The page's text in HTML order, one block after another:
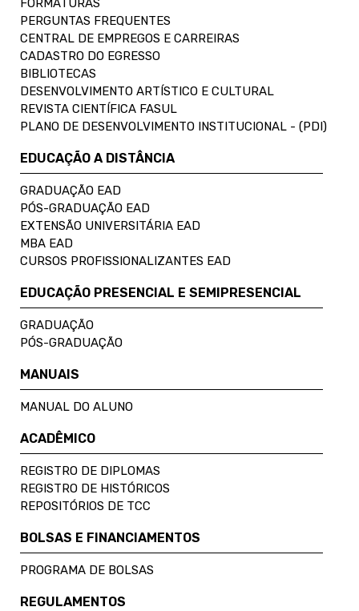
FORMATURAS
PERGUNTAS FREQUENTES
CENTRAL DE EMPREGOS E CARREIRAS
CADASTRO DO EGRESSO
BIBLIOTECAS
DESENVOLVIMENTO ARTÍSTICO E CULTURAL
REVISTA CIENTÍFICA FASUL
PLANO DE DESENVOLVIMENTO INSTITUCIONAL - (PDI)
EDUCAÇÃO A DISTÂNCIA
GRADUAÇÃO EAD
PÓS-GRADUAÇÃO EAD
EXTENSÃO UNIVERSITÁRIA EAD
MBA EAD
CURSOS PROFISSIONALIZANTES EAD
EDUCAÇÃO PRESENCIAL E SEMIPRESENCIAL
GRADUAÇÃO
PÓS-GRADUAÇÃO
MANUAIS
MANUAL DO ALUNO
ACADÊMICO
REGISTRO DE DIPLOMAS
REGISTRO DE HISTÓRICOS
REPOSITÓRIOS DE TCC
BOLSAS E FINANCIAMENTOS
PROGRAMA DE BOLSAS
REGULAMENTOS